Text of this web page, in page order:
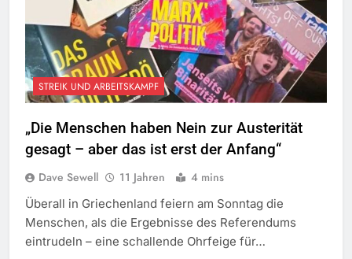
STREIK UND ARBEITSKAMPF
„Die Menschen haben Nein zur Austerität
gesagt – aber das ist erst der Anfang“
Dave Sewell 11 Jahren 4 mins
Überall in Griechenland feiern am Sonntag die
Menschen, als die Ergebnisse des Referendums
eintrudeln – eine schallende Ohrfeige für…